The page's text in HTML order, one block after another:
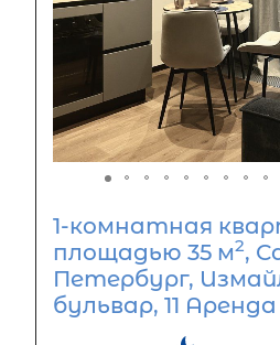
1-комнатная
площадью 35 м2,
Петербург,
бульвар, 11 Аренда